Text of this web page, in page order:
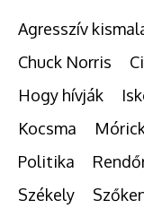
Agresszív
Chuck Norris
Hogy hívják
Kocsma
Politika
Székely